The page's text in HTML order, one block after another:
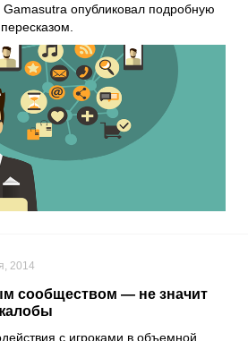
Gamasutra опубликовал подробную
2014
сообществом — не значит
с игроками в объемной